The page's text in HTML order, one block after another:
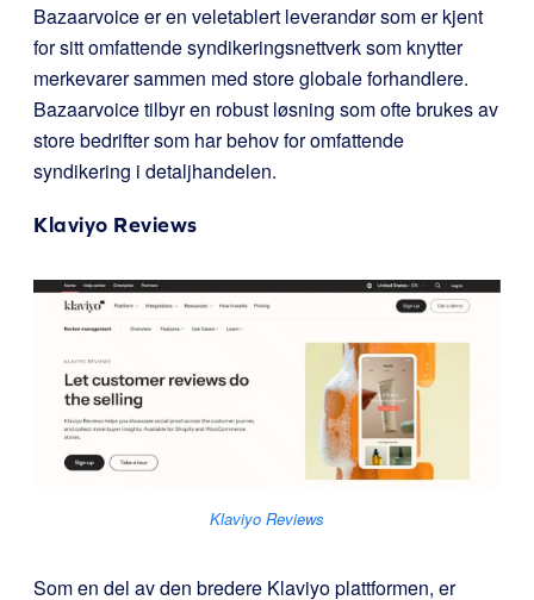
Bazaarvoice er en veletablert leverandør som er kjent
for sitt omfattende syndikeringsnettverk som knytter
merkevarer sammen med store globale forhandlere.
Bazaarvoice tilbyr en robust løsning som ofte brukes av
store bedrifter som har behov for omfattende
syndikering i detaljhandelen.
Klaviyo Reviews
Klaviyo Reviews
Som en del av den bredere Klaviyo plattformen, er